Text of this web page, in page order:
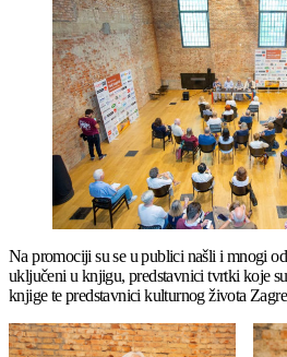
Na promociji su se u publici našli i mnogi
uključeni u knjigu, predstavnici tvrtki koje
knjige te predstavnici kulturnog života